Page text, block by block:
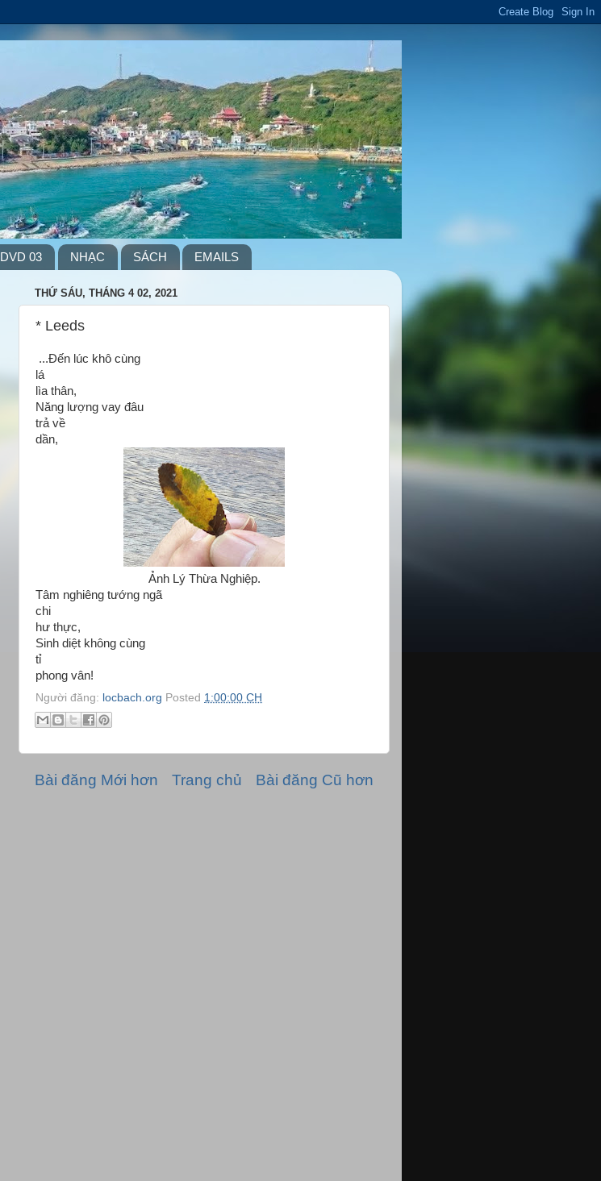
DVD 03 NHẠC SÁCH EMAILS
THỨ SÁU, THÁNG 4 02, 2021
* Leeds
...Đến lúc khô cùng
lá
lìa thân,
Năng lượng vay đâu
trả về
dần,
Ảnh Lý Thừa Nghiệp.
Tâm nghiêng tướng ngã
chi
hư thực,
Sinh diệt không cùng
tỉ
phong vân!
Người đăng: locbach.org Posted 1:00:00 CH
Bài đăng Mới hơn Bài đăng Cũ hơn
Trang chủ